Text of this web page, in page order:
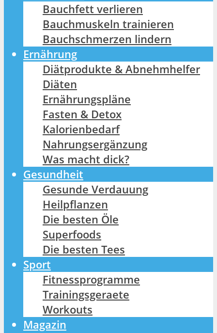
Bauchfett verlieren
Bauchmuskeln trainieren
Bauchschmerzen lindern
Ernährung
Diätprodukte & Abnehmhelfer
Diäten
Ernährungspläne
Fasten & Detox
Kalorienbedarf
Nahrungsergänzung
Was macht dick?
Gesundheit
Gesunde Verdauung
Heilpflanzen
Die besten Öle
Superfoods
Die besten Tees
Sport
Fitnessprogramme
Trainingsgeraete
Workouts
Magazin